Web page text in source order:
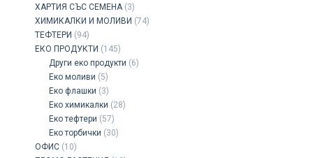
ХАРТИЯ СЪС СЕМЕНА (3)
ХИМИКАЛКИ И МОЛИВИ (74)
ТЕФТЕРИ (94)
ЕКО ПРОДУКТИ (145)
Други еко продукти (6)
Еко моливи (5)
Еко флашки (3)
Eко химикалки (28)
Еко тефтери (57)
Еко торбички (30)
ОФИС (10)